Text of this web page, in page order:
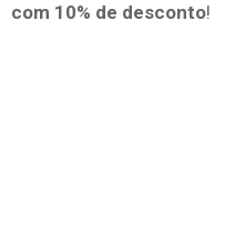
com 10% de desconto!